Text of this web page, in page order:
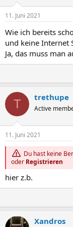
11. Juni 2021
Wie ich bereits
und keine Internet
Ja, das muss man
T trethupe
Active
11. Juni 2021
Du hast keine
oder Registrieren
hier z.b.
Xandros